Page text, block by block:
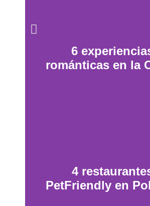
6
románticas en la
4
PetFriendly en